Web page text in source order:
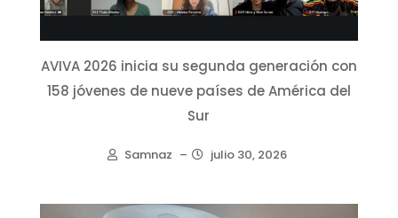
AVIVA 2026 inicia su segunda generación con
158 jóvenes de nueve países de América del
Sur
Samnaz – julio 30, 2026